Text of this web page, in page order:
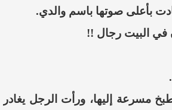
بأعلى صوتها باسم والدي.
في البيت رجال !!
مسرعة إليها، ورأت الرجل يغادر